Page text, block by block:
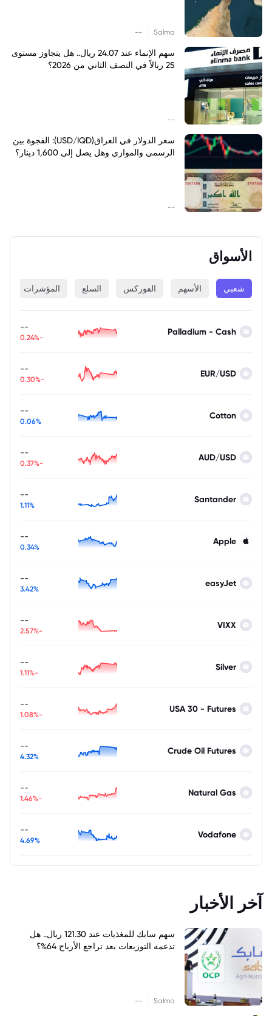
Salma
--
سهم الإنماء عند 24.07 ريال.. هل يتجاوز مستوى
25 ريالاً في النصف الثاني من 2026؟
--
سعر الدولار في العراق(USD/IQD): الفجوة بين
الرسمي والموازي وهل يصل إلى 1,600 دينار؟
--
الأسواق
شعبي الأسهم الفوركس السلع المؤشرات
Palladium - Cash
--
-0.24%
EUR/USD
--
-0.30%
Cotton
--
0.06%
AUD/USD
--
-0.37%
Santander
--
1.11%
Apple
--
0.34%
easyJet
--
3.42%
VIXX
--
-2.57%
Silver
--
-1.11%
USA 30 - Futures
--
-1.08%
Crude Oil Futures
--
4.32%
Natural Gas
--
-1.46%
Vodafone
--
4.69%
آخر الأخبار
سهم سابك للمغذيات عند 121.30 ريال.. هل
تدعمه التوزيعات بعد تراجع الأرباح 64%؟
Salma
--